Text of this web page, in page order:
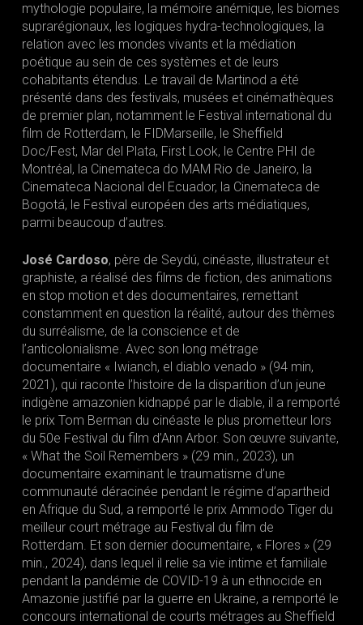
mythologie populaire, la mémoire anémique, les biomes
suprarégionaux, les logiques hydra-technologiques, la
relation avec les mondes vivants et la médiation
poétique au sein de ces systèmes et de leurs
cohabitants étendus. Le travail de Martinod a été
présenté dans des festivals, musées et cinémathèques
de premier plan, notamment le Festival international du
film de Rotterdam, le FIDMarseille, le Sheffield
Doc/Fest, Mar del Plata, First Look, le Centre PHI de
Montréal, la Cinemateca do MAM Rio de Janeiro, la
Cinemateca Nacional del Ecuador, la Cinemateca de
Bogotá, le Festival européen des arts médiatiques,
parmi beaucoup d’autres.
José Cardoso, père de Seydú, cinéaste, illustrateur et
graphiste, a réalisé des films de fiction, des animations
en stop motion et des documentaires, remettant
constamment en question la réalité, autour des thèmes
du surréalisme, de la conscience et de
l’anticolonialisme. Avec son long métrage
documentaire « Iwianch, el diablo venado » (94 min,
2021), qui raconte l’histoire de la disparition d’un jeune
indigène amazonien kidnappé par le diable, il a remporté
le prix Tom Berman du cinéaste le plus prometteur lors
du 50e Festival du film d’Ann Arbor. Son œuvre suivante,
« What the Soil Remembers » (29 min., 2023), un
documentaire examinant le traumatisme d’une
communauté déracinée pendant le régime d’apartheid
en Afrique du Sud, a remporté le prix Ammodo Tiger du
meilleur court métrage au Festival du film de
Rotterdam. Et son dernier documentaire, « Flores » (29
min., 2024), dans lequel il relie sa vie intime et familiale
pendant la pandémie de COVID-19 à un ethnocide en
Amazonie justifié par la guerre en Ukraine, a remporté le
concours international de courts métrages au Sheffield